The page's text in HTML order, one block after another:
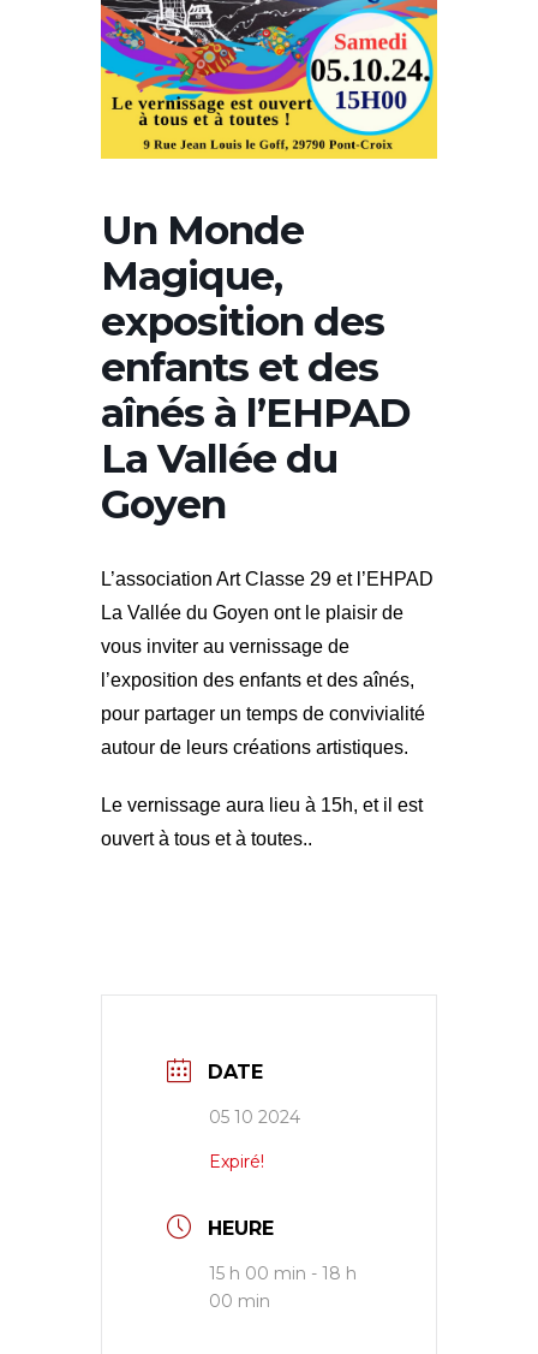
Un Monde
Magique,
exposition des
enfants et des
aînés à l’EHPAD
La Vallée du
Goyen
L’association Art Classe 29 et l’EHPAD
La Vallée du Goyen ont le plaisir de
vous inviter au vernissage de
l’exposition des enfants et des aînés,
pour partager un temps de convivialité
autour de leurs créations artistiques.
Le vernissage aura lieu à 15h, et il est
ouvert à tous et à toutes..
DATE
05 10 2024
Expiré!
HEURE
15 h 00 min - 18 h
00 min